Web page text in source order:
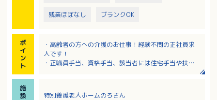
残業ほぼなし ブランクOK
ポ
イ
ン
ト
・高齢者の方への介護のお仕事！経験不問の正社員求
人です！
・正職員手当、資格手当、該当者には住宅手当や扶養
ンスを重視した働き方ができます
施
設
特別養護老人ホームのろさん